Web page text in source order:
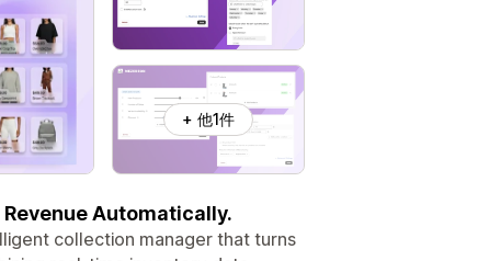
+ 他1件
Automatically.
collection manager that turns